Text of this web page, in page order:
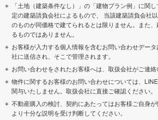
「土地（建築条件なし）」の「建物プラン例」に関
定の建築請負会社によるもので、 当該建築請負会社
のものが同価格で建てられるとは限りません。また
るものではありません。
お客様が入力する個人情報を含むお問い合わせデー
社に送信され、そこで管理されます。
お問い合わせをされたお客様へは、取扱会社がご連絡
物件に関するお客様のお問い合わせについては、
関与いたしません。取扱会社に直接ご確認ください。
不動産購入の検討、契約にあたってはお客様ご自身
より十分な説明を受け判断してください。